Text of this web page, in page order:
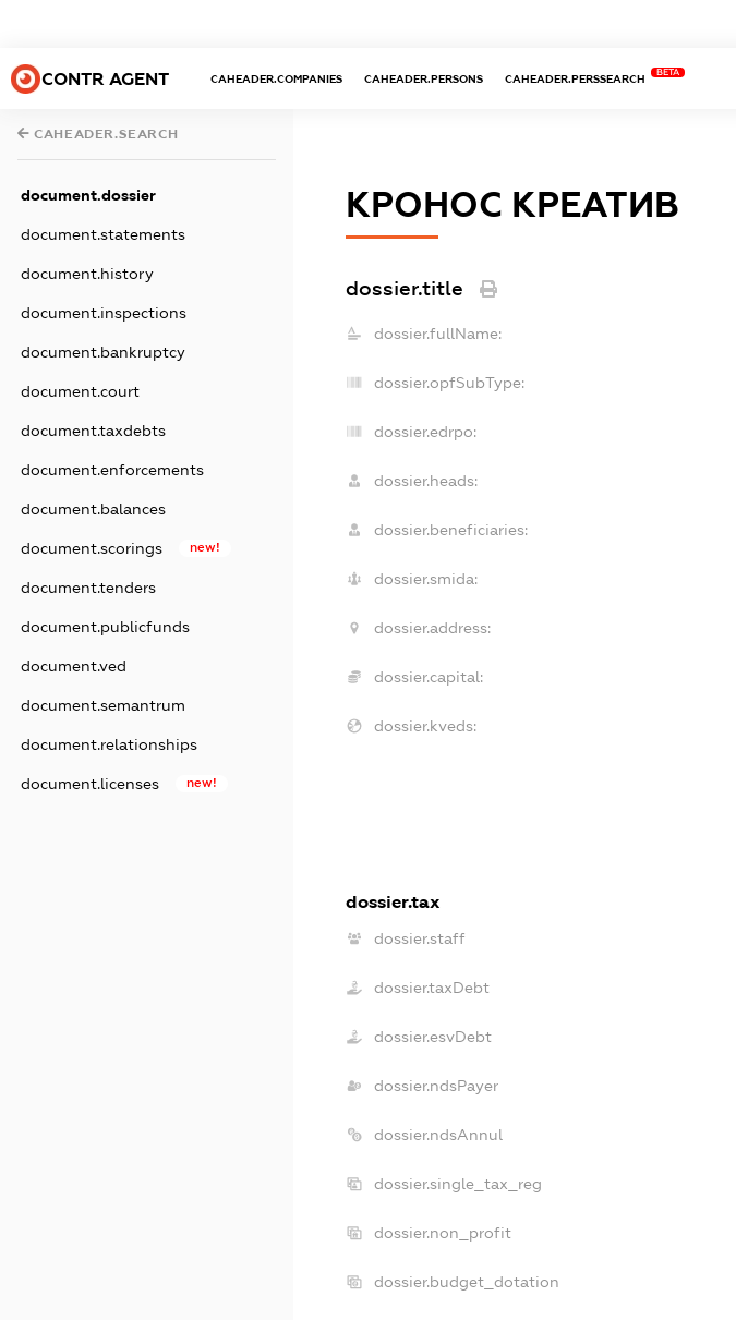
CONTR AGENT CAHEADER.COMPANIES CAHEADER.PERSONS CAHEADER.PERSSEARCH
BETA
CAHEADER.SEARCH
document.dossier
document.statements
document.history
document.inspections
document.bankruptcy
document.court
document.taxdebts
document.enforcements
document.balances
document.scorings new!
document.tenders
document.publicfunds
document.ved
document.semantrum
document.relationships
document.licenses new!
КРОНОС КРЕАТИВ
dossier.title
dossier.fullName:
dossier.opfSubType:
dossier.edrpo:
dossier.heads:
dossier.beneficiaries:
dossier.smida:
dossier.address:
dossier.capital:
dossier.kveds:
dossier.tax
dossier.staff
dossier.taxDebt
dossier.esvDebt
dossier.ndsPayer
dossier.ndsAnnul
dossier.single_tax_reg
dossier.non_profit
dossier.budget_dotation